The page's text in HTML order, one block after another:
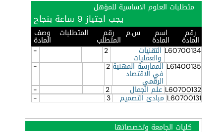
متطلبات العلوم الاساسية للمؤهل
يجب اجتياز 9 ساعة بنجاح
رقم
المادة
اسم
المادة
س.م رقم
المتطلب
المتطلبات وصف
المادة
L60700134 التقنيات
والعمليات
2
-
L61400135 الممارسة المهنية
في الاقتصاد
الرقمي
2
-
L60700132 علم الجمال 2
-
L60700131 مبادئ التصميم 3
-
كليات الجامعة وتخصصاتها